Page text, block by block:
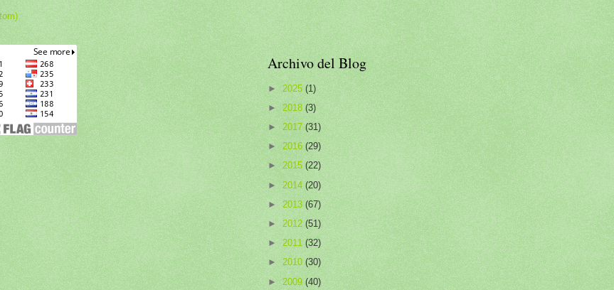
Archivo del Blog
► 2025 (1)
► 2018 (3)
► 2017 (31)
► 2016 (29)
► 2015 (22)
► 2014 (20)
► 2013 (67)
► 2012 (51)
► 2011 (32)
► 2010 (30)
► 2009 (40)